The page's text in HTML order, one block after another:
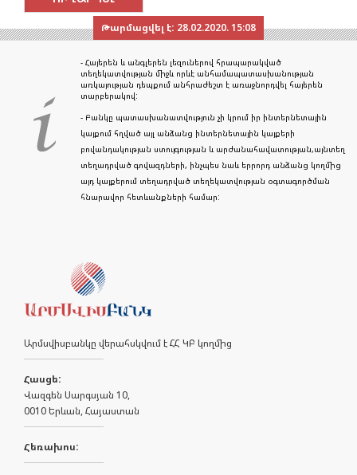
Թարմացվել է: 28.02.2020. 15:08
- Հայերեն և անգլերեն լեզուներով հրապարակված
տեղեկատվության միջև որևէ անհամապատասխանության
առկայության դեպքում անհրաժեշտ է առաջնորդվել հայերեն
տարբերակով:
- Բանկը պատասխանատվություն չի կրում իր ինտերնետային
կայքում հղված այլ անձանց ինտերնետային կայքերի
բովանդակության ստույգության և արժանահավատության,այնտեղ
տեղադրված գովազդների, ինչպես նաև երրորդ անձանց կողմից
այդ կայքերում տեղադրված տեղեկատվության օգտագործման
հնարավոր հետևանքների համար:
Արմսվիսբանկը վերահսկվում է ՀՀ ԿԲ կողմից
Հասցե:
Վազգեն Սարգսյան 10,
0010 Երևան, Հայաստան
Հեռախոս: